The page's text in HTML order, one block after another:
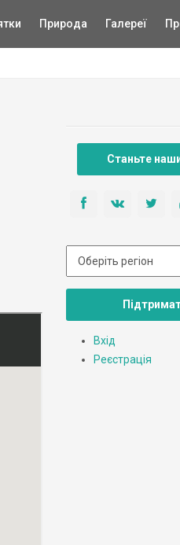
Природа Галереї
Станьте
Вхід
Реєстрація